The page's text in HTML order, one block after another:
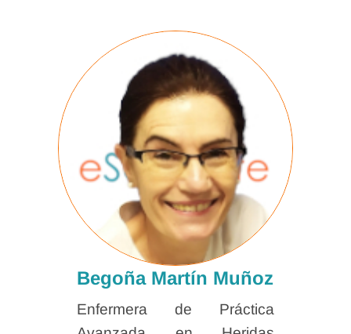
Begoña Martín Muñoz
Enfermera de Práctica